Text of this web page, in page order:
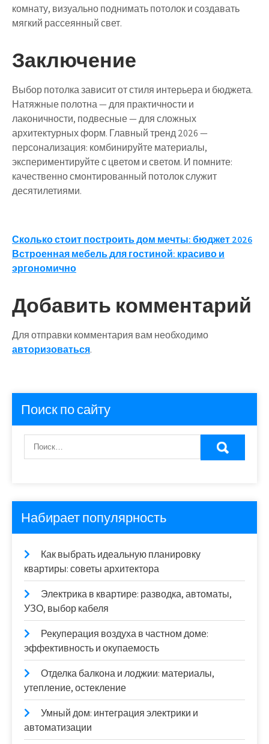
комнату, визуально поднимать потолок и создавать
мягкий рассеянный свет.
Заключение
Выбор потолка зависит от стиля интерьера и бюджета.
Натяжные полотна — для практичности и
лаконичности, подвесные — для сложных
архитектурных форм. Главный тренд 2026 —
персонализация: комбинируйте материалы,
экспериментируйте с цветом и светом. И помните:
качественно смонтированный потолок служит
десятилетиями.
Навигация
по
Сколько стоит построить дом мечты: бюджет 2026
Встроенная мебель для гостиной: красиво и
эргономично
Добавить комментарий
Для отправки комментария вам необходимо
авторизоваться.
Поиск по сайту
Набирает популярность
Как выбрать идеальную планировку
квартиры: советы архитектора
Электрика в квартире: разводка, автоматы,
УЗО, выбор кабеля
Рекуперация воздуха в частном доме:
эффективность и окупаемость
Отделка балкона и лоджии: материалы,
утепление, остекление
Умный дом: интеграция электрики и
автоматизации